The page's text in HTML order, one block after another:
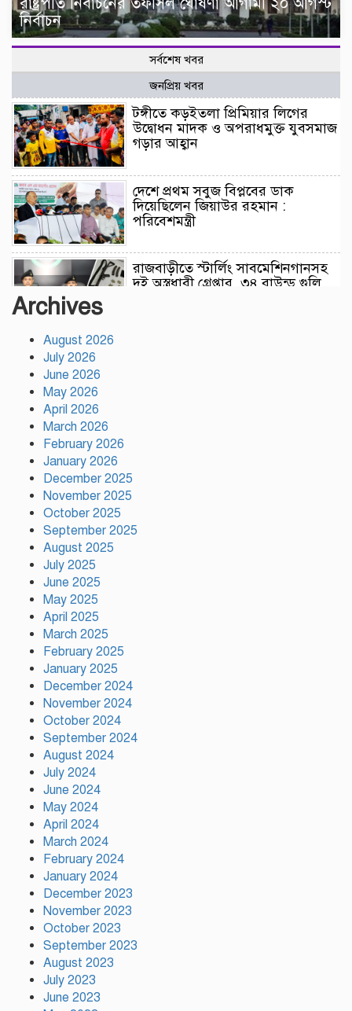
নির্বাচন
সর্বশেষ খবর
জনপ্রিয় খবর
টঙ্গীতে কড়ইতলা প্রিমিয়ার লিগের
উদ্বোধন মাদক ও অপরাধমুক্ত যুবসমাজ
গড়ার আহ্বান
দেশে প্রথম সবুজ বিপ্লবের ডাক
দিয়েছিলেন জিয়াউর রহমান :
পরিবেশমন্ত্রী
রাজবাড়ীতে স্টার্লিং সাবমেশিনগানসহ
দুই অস্ত্রধারী গ্রেপ্তার, ৩৪ রাউন্ড গুলি
আঘাত: রুহুল কবির রিজভী
দাবি আদায় না হওয়া পর্যন্ত আন্দোলন
চলবে: বিরোধীদলীয় নেতা
Archives
August 2026
July 2026
June 2026
May 2026
April 2026
March 2026
February 2026
January 2026
December 2025
November 2025
October 2025
September 2025
August 2025
July 2025
June 2025
May 2025
April 2025
March 2025
February 2025
January 2025
December 2024
November 2024
October 2024
September 2024
August 2024
July 2024
June 2024
May 2024
April 2024
March 2024
February 2024
January 2024
December 2023
November 2023
October 2023
September 2023
August 2023
July 2023
June 2023